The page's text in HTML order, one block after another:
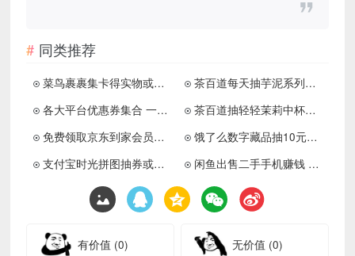
同类推荐
菜鸟裹裹集卡得实物或电影票券
茶百道每天抽芋泥系列免单券
各大平台优惠券集合 一键免费领取
茶百道抽轻轻茉莉中杯免单券
免费领取京东到家会员周卡
饿了么数字藏品抽10元外卖红包
支付宝时光拼图抽券或红包等
闲鱼出售二手手机赚钱 日赚500到1000
有价值 (0) 无价值 (0)